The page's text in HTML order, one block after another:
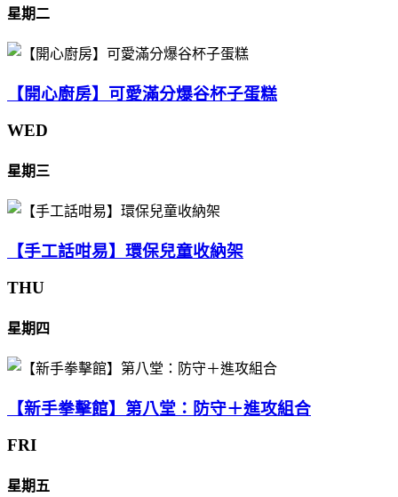
星期二
【開心廚房】可愛滿分爆谷杯子蛋糕
WED
星期三
【手工話咁易】環保兒童收納架
THU
星期四
【新手拳擊館】第八堂：防守＋進攻組合
FRI
星期五